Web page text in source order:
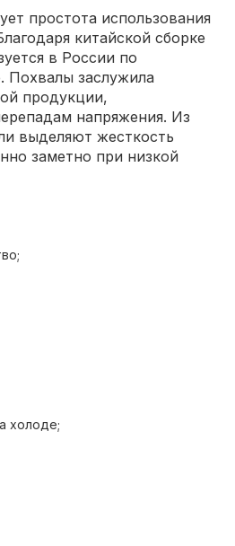
простота использования
китайской сборке
в России по
Похвалы заслужила
продукции,
напряжения. Из
выделяют жесткость
заметно при низкой
холоде;